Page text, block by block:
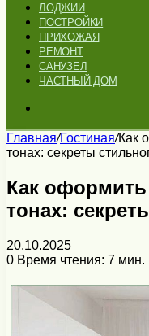
ЛОДЖИИ
ПОСТРОЙКИ
ПРИХОЖАЯ
РЕМОНТ
САНУЗЕЛ
ЧАСТНЫЙ ДОМ
Главная/Гостиная/Как
тонах: секреты
Как
тонах:
20.10.2025
0 Время чтения: 7 мин.